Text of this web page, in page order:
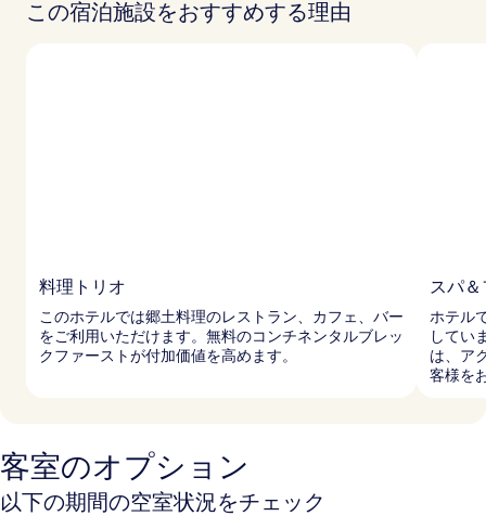
この宿泊施設をおすすめする理由
料理トリオ
このホテルでは郷土料理のレストラン、カフェ、バー
をご利用いただけます。無料のコンチネンタルブレッ
クファーストが付加価値を高めます。
スパ
ホテル
してい
は、ア
客様を
客室のオプション
以下の期間の空室状況をチェック